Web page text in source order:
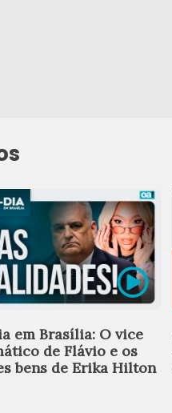
em Brasília: O vice
de Flávio e os
bens de Erika Hilton